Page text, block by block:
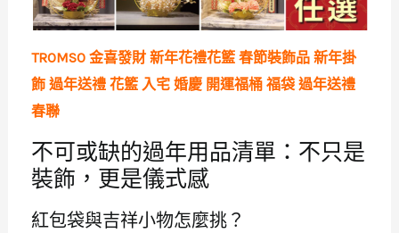
TROMSO 金喜發財 新年花禮花籃 春節裝飾品 新年掛
飾 過年送禮 花籃 入宅 婚慶 開運福桶 福袋 過年送禮
春聯
不可或缺的過年用品清單：不只是
裝飾，更是儀式感
紅包袋與吉祥小物怎麼挑？